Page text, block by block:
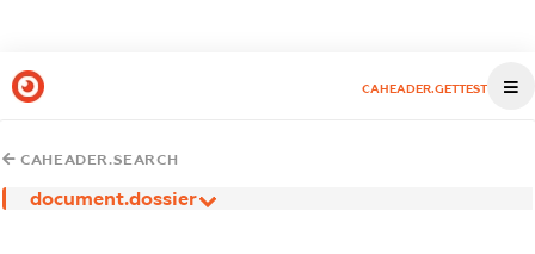
CAHEADER.GETTEST
CAHEADER.SEARCH
document.dossier